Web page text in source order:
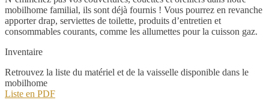
mobilhome familial, ils sont déjà fournis ! Vous pourrez en revanche
apporter drap, serviettes de toilette, produits d’entretien et
consommables courants, comme les allumettes pour la cuisson gaz.
Inventaire
Retrouvez la liste du matériel et de la vaisselle disponible dans le
mobilhome
Liste en PDF